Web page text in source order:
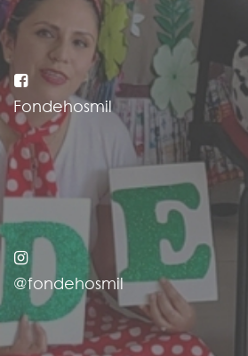
Fondehosmil
@fondehosmil